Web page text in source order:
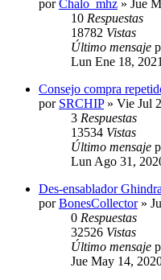
porChalo_mhz » Jue
10 Respuestas
18782 Vistas
Último mensaje
Lun Ene 18,
Consejo compra
por SRCHIP» Vie Jul
3 Respuestas
13534 Vistas
Último mensaje
Lun Ago 31,
Des-ensablador Ghindra
porBonesCollector»
0 Respuestas
32526 Vistas
Último mensaje
Jue May 14,